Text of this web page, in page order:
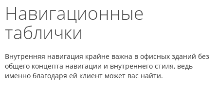
Навигационные
таблички
Внутренняя навигация крайне важна в офисных зданий без
общего концепта навигации и внутреннего стиля, ведь
именно благодаря ей клиент может вас найти.